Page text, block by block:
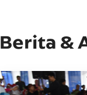
Berita &